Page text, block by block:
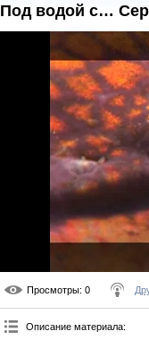
Под водой с…
Просмотры: 0
Описание материала: